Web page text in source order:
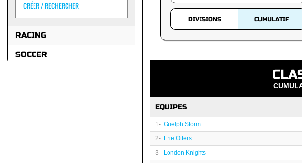
CRÉER / RECHERCHER
RACING
SOCCER
DIVISIONS CUMULATIF
EQUIPES
1- Guelph Storm
2- Erie Otters
3- London Knights